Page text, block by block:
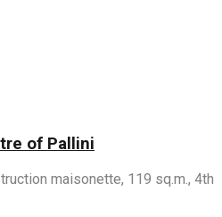
of Pallini
maisonette, 119 sq.m., 4th